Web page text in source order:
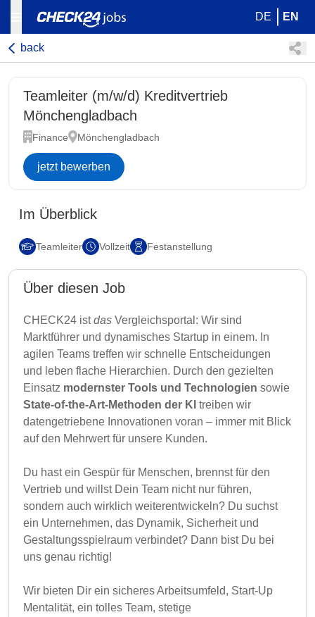
DE EN
back
Teamleiter (m/w/d) Kreditvertrieb
Mönchengladbach
Finance Mönchengladbach
jetzt bewerben
Im Überblick
Teamleiter Vollzeit Festanstellung
Über diesen Job
CHECK24 istdas Vergleichsportal: Wir sind
Marktführer und dynamisches Startup in einem. In
agilen Teams treffen wir schnelle Entscheidungen
und leben flache Hierarchien. Durch den gezielten
Einsatz modernster Tools und Technologien sowie
State‑of‑the‑Art‑Methoden der KI treiben wir
datengetriebene Innovationen voran – immer mit Blick
auf den Mehrwert für unsere Kunden.
Du hast ein Gespür für Menschen, brennst für den
Vertrieb und willst Dein Team nicht nur führen,
sondern auch wirklich weiterentwickeln? Du suchst
ein Unternehmen, das Dynamik, Sicherheit und
Gestaltungsspielraum verbindet? Dann bist Du bei
uns genau richtig!
Wir bieten Dir ein sicheres Arbeitsumfeld, Start-Up
Mentalität, ein tolles Team, stetige